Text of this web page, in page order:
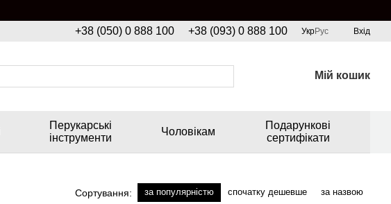
+38 (050) 0 888 100 +38 (093) 0 888 100 УкрРус Вхід
Мій кошик
Перукарські
інструменти
Чоловікам
Подарункові
сертифікати
Сортування: за популярністю спочатку дешевше за назвою